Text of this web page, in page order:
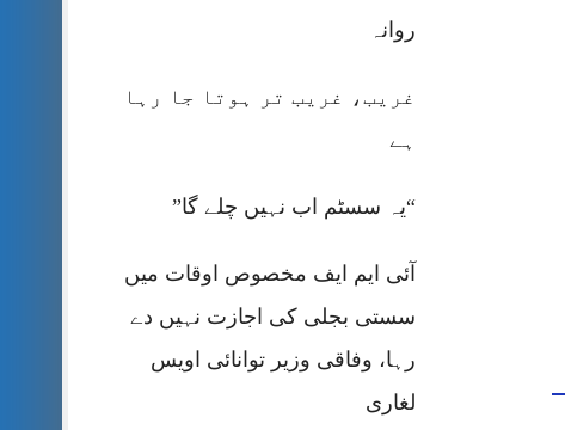
روانہ
غریب، غریب تر ہوتا جا رہا
ہے
“یہ سسٹم اب نہیں چلے گا”
آئی ایم ایف مخصوص اوقات میں
سستی بجلی کی اجازت نہیں دے
رہا، وفاقی وزیر توانائی اویس
لغاری